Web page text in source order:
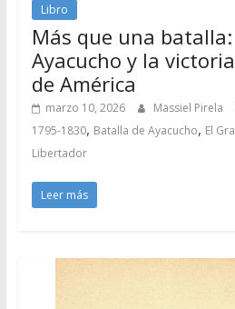
Libro
Más que una
Ayacucho y la
de América
marzo 10, 2026 Massiel Pirela
1795-1830, Batalla de Ayacucho, El
Libertador
Leer más